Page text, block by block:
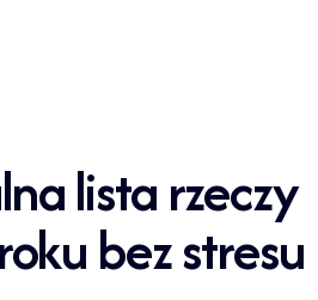
lista rzeczy
bez stresu